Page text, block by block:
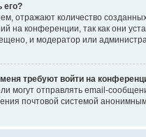
его?
отражают количество
на конференции, так как они
и модератор или
требуют войти на
могут отправлять email-
почтовой системой